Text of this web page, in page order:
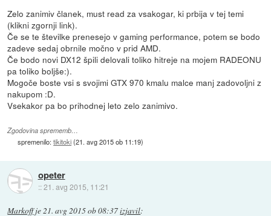
Zelo zanimiv članek, must read za vsakogar, ki prbija v tej temi
(klikni zgornji link).
Če se te številke prenesejo v gaming performance, potem se bodo
zadeve sedaj obrnile močno v prid AMD.
Če bodo novi DX12 špili delovali toliko hitreje na mojem RADEONU
pa toliko boljše:).
Mogoče boste vsi s svojimi GTX 970 kmalu malce manj zadovoljni z
nakupom :D.
Vsekakor pa bo prihodnej leto zelo zanimivo.
Zgodovina sprememb…
spremenilo:tikitoki(21. avg 2015 ob 11:19)
opeter
::21. avg 2015, 11:21
Markoffje21. avg 2015 ob 08:37izjavil: